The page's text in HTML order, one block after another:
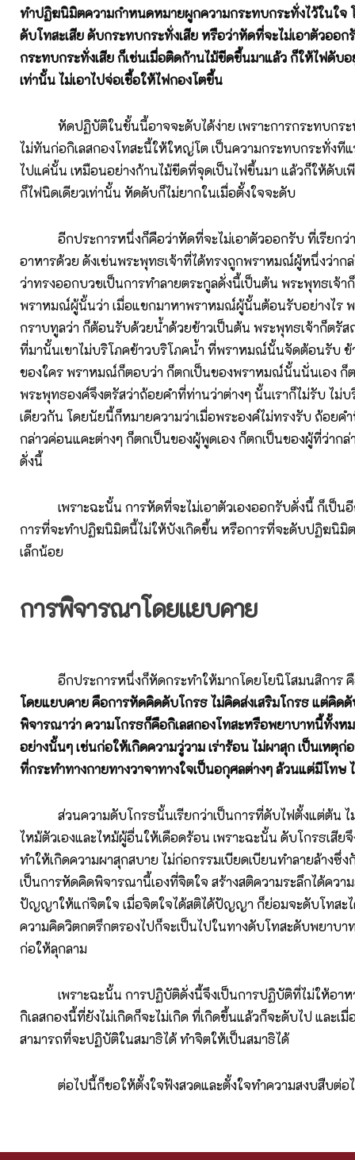
ทำปฏิฆนิมิตความกำหนดหมายผูกความกระทบกระทั่งไว้ในใจ
ดับโทสะเสีย ดับกระทบกระทั่งเสีย หรือว่าหัดที่จะไม่เอาตัวออ
กระทบกระทั่งเสีย ก็เช่นเมื่อติดก้านไม้ขีดขึ้นมาแล้ว ก็ให้ไฟดับ
เท่านั้น ไม่เอาไปจ่อเชื้อให้ไฟกองโตขึ้น
หัดปฏิบัติในขั้นนี้อาจจะดับได้ง่าย เพราะการกระทบกระ
ไม่ทันก่อกิเลสกองโทสะนี้ให้ใหญ่โต เป็นความกระทบกระทั่งที
ไปแค่นั้น เหมือนอย่างก้านไม้ขีดที่จุดเป็นไฟขึ้นมา แล้วก็ให้ดับเ
ก็ไฟนิดเดียวเท่านั้น หัดดับก็ไม่ยากในเมื่อตั้งใจจะดับ
อีกประการหนึ่งก็คือว่าหัดที่จะไม่เอาตัวออกรับ ที่เรียกว่า
อาหารด้วย ดังเช่นพระพุทธเจ้าที่ได้ทรงถูกพราหมณ์ผู้หนึ่งว่าก
ว่าทรงออกบวชเป็นการทำลายตระกูลดั่งนี้เป็นต้น พระพุทธเจ้า
พราหมณ์ผู้นั้นว่า เมื่อแขกมาหาพราหมณ์ผู้นั้นต้อนรับอย่างไร
กราบทูลว่า ก็ต้อนรับด้วยน้ำด้วยข้าวเป็นต้น พระพุทธเจ้าก็ตรัส
ที่มานั้นเขาไม่บริโภคข้าวบริโภคน้ำ ที่พราหมณ์นั้นจัดต้อนรับ ข้
ของใคร พราหมณ์ก็ตอบว่า ก็ตกเป็นของพราหมณ์นั้นนั่นเอง ก็
พระพุทธองค์จึงตรัสว่าถ้อยคำที่ท่านว่าต่างๆ นั้นเราก็ไม่รับ ไม่
เดียวกัน โดยนัยนี้ก็หมายความว่าเมื่อพระองค์ไม่ทรงรับ ถ้อยค
กล่าวค่อนแคะต่างๆ ก็ตกเป็นของผู้พูดเอง ก็ตกเป็นของผู้ที่ว่าก
ดั่งนี้
เพราะฉะนั้น การหัดที่จะไม่เอาตัวเองออกรับดั่งนี้ ก็เป็น
การที่จะทำปฏิฆนิมิตนี้ไม่ให้บังเกิดขึ้น หรือการที่จะดับปฏิฆนิมิ
เล็กน้อย
การพิจารณาโดยแยบคาย
อีกประการหนึ่งก็หัดกระทำให้มากโดยโยนิโสมนสิการ
โดยแยบคาย คือการหัดคิดดับโกรธ ไม่คิดส่งเสริมโกรธ แต่คิด
พิจารณาว่า ความโกรธก็คือกิเลสกองโทสะหรือพยาบาทนี้ทั้งห
อย่างนั้นๆ เช่นก่อให้เกิดความวู่วาม เร่าร้อน ไม่ผาสุก เป็นเหตุก่
ที่กระทำทางกายทางวาจาทางใจเป็นอกุศลต่างๆ ล้วนแต่มีโทษ
ส่วนความดับโกรธนั้นเรียกว่าเป็นการที่ดับไฟตั้งแต่ต้น ไ
ไหม้ตัวเองและไหม้ผู้อื่นให้เดือดร้อน เพราะฉะนั้น ดับโกรธเสีย
ทำให้เกิดความผาสุกสบาย ไม่ก่อกรรมเบียดเบียนทำลายล้างซึ่
เป็นการหัดคิดพิจารณานี้เองที่จิตใจ สร้างสติความระลึกได้ควา
ปัญญาให้แก่จิตใจ เมื่อจิตใจได้สติได้ปัญญา ก็ย่อมจะดับโทสะไ
ความคิดวิตกตรึกตรองไปก็จะเป็นไปในทางดับโทสะดับพยาบา
ก่อให้ลุกลาม
เพราะฉะนั้น การปฏิบัติดั่งนี้จึงเป็นการปฏิบัติที่ไม่ให้อาห
กิเลสกองนี้ที่ยังไม่เกิดก็จะไม่เกิด ที่เกิดขึ้นแล้วก็จะดับไป และเมื่
สามารถที่จะปฏิบัติในสมาธิได้ ทำจิตให้เป็นสมาธิได้
ต่อไปนี้ก็ขอให้ตั้งใจฟังสวดและตั้งใจทำความสงบสืบต่อ